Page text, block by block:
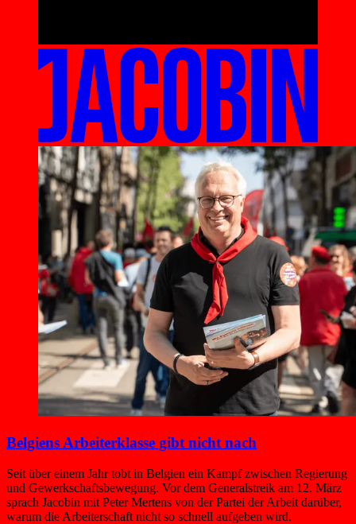
Belgiens Arbeiterklasse gibt nicht nach
Seit über einem Jahr tobt in Belgien ein Kampf zwischen Regierung
und Gewerkschaftsbewegung. Vor dem Generalstreik am 12. März
sprach Jacobin mit Peter Mertens von der Partei der Arbeit darüber,
warum die Arbeiterschaft nicht so schnell aufgeben wird.